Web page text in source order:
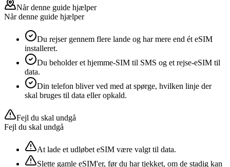
Når denne guide hjælper
Når denne guide hjælper
Du rejser gennem flere lande og har mere end ét eSIM
installeret.
Du beholder et hjemme-SIM til SMS og et rejse-eSIM til
data.
Din telefon bliver ved med at spørge, hvilken linje der
skal bruges til data eller opkald.
Fejl du skal undgå
Fejl du skal undgå
At lade et udløbet eSIM være valgt til data.
Slette gamle eSIM'er, før du har tjekket, om de stadig kan